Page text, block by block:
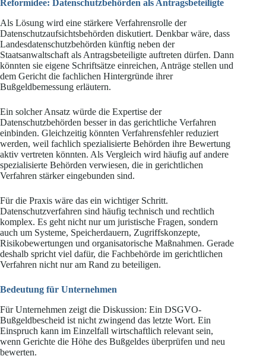
Reformidee: Datenschutzbehörden als Antragsbeteiligte
Als Lösung wird eine stärkere Verfahrensrolle der
Datenschutzaufsichtsbehörden diskutiert. Denkbar wäre, dass
Landesdatenschutzbehörden künftig neben der
Staatsanwaltschaft als Antragsbeteiligte auftreten dürfen. Dann
könnten sie eigene Schriftsätze einreichen, Anträge stellen und
dem Gericht die fachlichen Hintergründe ihrer
Bußgeldbemessung erläutern.
Ein solcher Ansatz würde die Expertise der
Datenschutzbehörden besser in das gerichtliche Verfahren
einbinden. Gleichzeitig könnten Verfahrensfehler reduziert
werden, weil fachlich spezialisierte Behörden ihre Bewertung
aktiv vertreten könnten. Als Vergleich wird häufig auf andere
spezialisierte Behörden verwiesen, die in gerichtlichen
Verfahren stärker eingebunden sind.
Für die Praxis wäre das ein wichtiger Schritt.
Datenschutzverfahren sind häufig technisch und rechtlich
komplex. Es geht nicht nur um juristische Fragen, sondern
auch um Systeme, Speicherdauern, Zugriffskonzepte,
Risikobewertungen und organisatorische Maßnahmen. Gerade
deshalb spricht viel dafür, die Fachbehörde im gerichtlichen
Verfahren nicht nur am Rand zu beteiligen.
Bedeutung für Unternehmen
Für Unternehmen zeigt die Diskussion: Ein DSGVO-
Bußgeldbescheid ist nicht zwingend das letzte Wort. Ein
Einspruch kann im Einzelfall wirtschaftlich relevant sein,
wenn Gerichte die Höhe des Bußgeldes überprüfen und neu
bewerten.